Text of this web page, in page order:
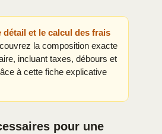
détail et le calcul des frais
la composition exacte
incluant taxes, débours et
à cette fiche explicative
pour une